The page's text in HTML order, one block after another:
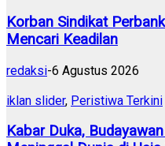
Korban Sindikat
Mencari Keadilan
redaksi-6 Agustus 2026
iklan slider, Peristiwa Terkini
Kabar Duka,